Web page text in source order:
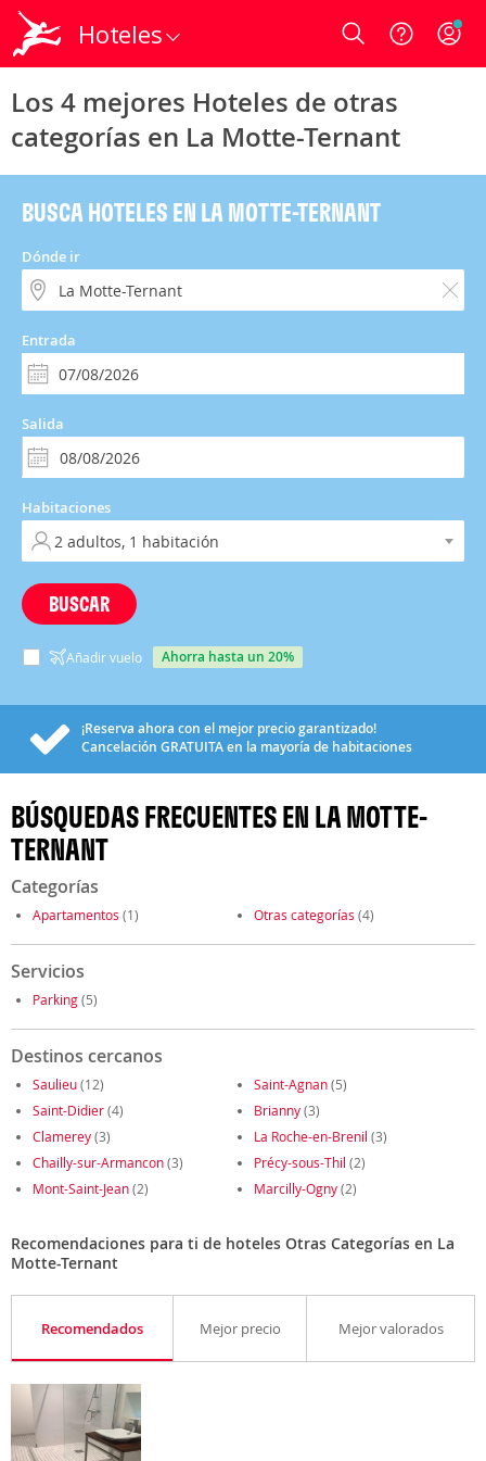
Hoteles Login
Los 4 mejores Hoteles de otras
categorías en La Motte-Ternant
BUSCA HOTELES EN LA MOTTE-TERNANT
Dónde ir
Entrada
Salida
Habitaciones
BUSCAR
Añadir vuelo ahorra hasta un 20%
¡Reserva ahora con el mejor precio garantizado!
Cancelación GRATUITAen la mayoría de habitaciones
BÚSQUEDAS FRECUENTES EN LA MOTTE-
TERNANT
Categorías
Apartamentos (1) Otras categorías (4)
Servicios
Parking(5)
Destinos cercanos
Saulieu(12) Saint-Agnan(5)
Saint-Didier(4) Brianny(3)
Clamerey(3) La Roche-en-Brenil (3)
Chailly-sur-Armancon(3) Précy-sous-Thil (2)
Mont-Saint-Jean(2) Marcilly-Ogny(2)
Recomendaciones para ti de hoteles Otras Categorías en La
Motte-Ternant
Recomendados Mejor precio Mejor valorados